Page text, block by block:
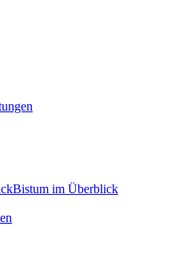
Bistum im Überblick